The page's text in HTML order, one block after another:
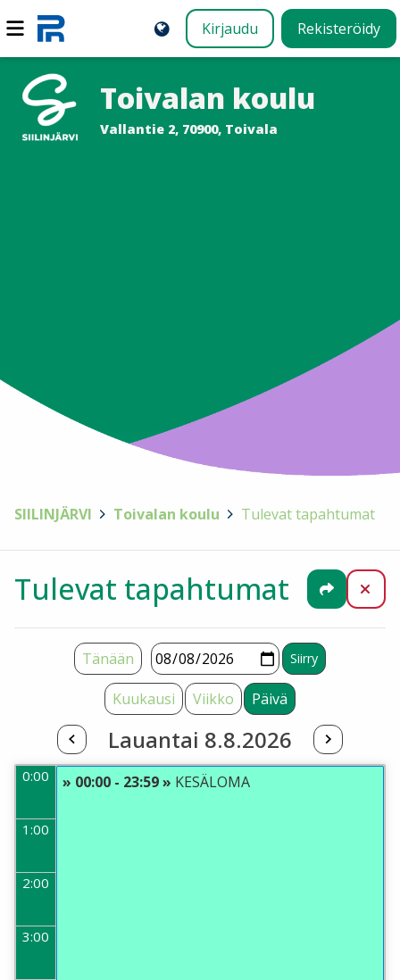
Kirjaudu Rekisteröidy
Toivalan koulu
Vallantie 2, 70900, Toivala
SIILINJÄRVI Toivalan koulu Tulevat tapahtumat
Tulevat tapahtumat Jaa
Kuukausi Viikko Päivä
Lauantai 8.8.2026
Tänään
0:00
1:00
2:00
3:00
» 00:00 - 23:59 » KESÄLOMA